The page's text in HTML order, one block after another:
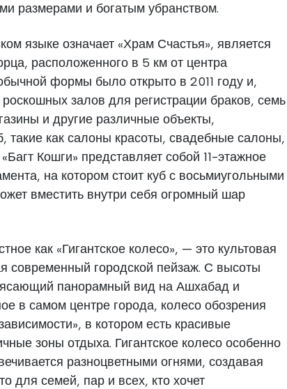
размерами и богатым убранством.
языке означает «Храм Счастья», является
расположенного в 5 км от центра
формы было открыто в 2011 году и,
залов для регистрации браков, семь
и другие различные объекты,
такие как салоны красоты, свадебные салоны,
Кошги» представляет собой 11-этажное
на котором стоит куб с восьмиугольными
вместить внутри себя огромный шар
как «Гигантское колесо», — это культовая
современный городской пейзаж. С высоты
панорамный вид на Ашхабад и
в самом центре города, колесо обозрения
в котором есть красивые
зоны отдыха. Гигантское колесо особенно
разноцветными огнями, создавая
для семей, пар и всех, кто хочет